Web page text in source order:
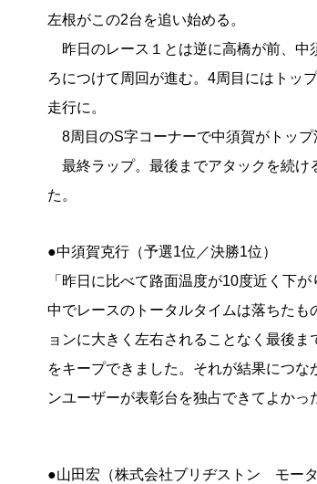
左根がこの2台を追い始める。
昨日のレース１とは逆に高橋が前、中
ろにつけて周回が進む。4周目にはトッ
走行に。
8周目のS字コーナーで中須賀がトップ
最終ラップ。最後までアタックを続け
た。
●中須賀克行（予選1位／決勝1位）
「昨日に比べて路面温度が10度近く下
中でレースのトータルタイムは落ちたも
ョンに大きく左右されることなく最後ま
をキープできました。それが結果につな
ンユーザーが表彰台を独占できてよかっ
●山田宏（株式会社ブリヂストン モー